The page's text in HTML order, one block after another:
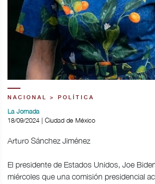
NACIONAL > POLÍTICA
La Jornada
18/09/2024 | Ciudad de México
Arturo Sánchez Jiménez
El presidente de Estados Unidos, Joe
miércoles que una comisión presidencial